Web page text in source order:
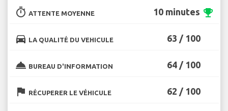
timer ATTENTE MOYENNE 10 minutes emoji_events
directions_car LA QUALITÉ DU VEHICULE 63 / 100
room_service BUREAU D'INFORMATION 64 / 100
flag RÉCUPERER LE VÉHICULE 62 / 100